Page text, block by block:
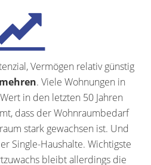
Vermögen relativ günstig
. Viele Wohnungen in
in den letzten 50 Jahren
dass der Wohnraumbedarf
stark gewachsen ist. Und
Single-Haushalte. Wichtigste
bleibt allerdings die